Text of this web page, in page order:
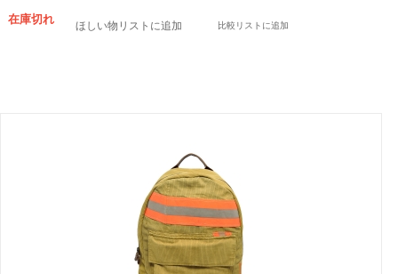
在庫切れ ほしい物リストに追加 比較リストに追加